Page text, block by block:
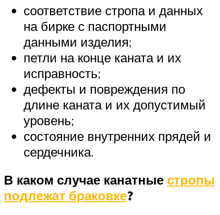
соответствие стропа и данных
на бирке с паспортными
данными изделия;
петли на конце каната и их
исправность;
дефекты и повреждения по
длине каната и их допустимый
уровень;
состояние внутренних прядей и
сердечника.
В каком случае канатные стропы
подлежат браковке?